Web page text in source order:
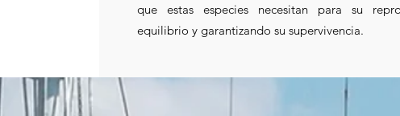
que estas especies necesitan para su
equilibrio y garantizando su supervivencia.